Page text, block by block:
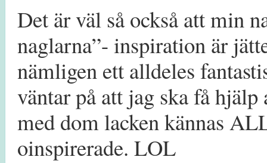
Det är väl så också att min
naglarna”- inspiration är
nämligen ett alldeles
väntar på att jag ska få
med dom lacken kännas
oinspirerade. LOL